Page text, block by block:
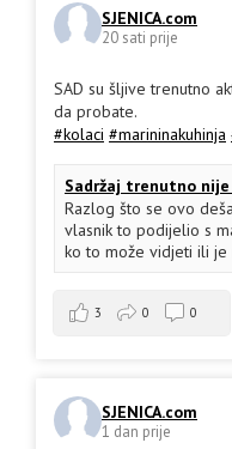
SJENICA.com
20 sati prije
SAD su šljive trenutno
da probate.
#kolaci #marininakuhinja
Sadržaj trenutno
Razlog što se ovo
vlasnik to podijelio s
ko to može vidjeti ili je
3 0 0
SJENICA.com
1 dan prije